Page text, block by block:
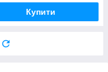
Купити